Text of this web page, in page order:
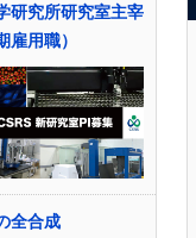
研究所研究室主宰
雇用職）
全合成